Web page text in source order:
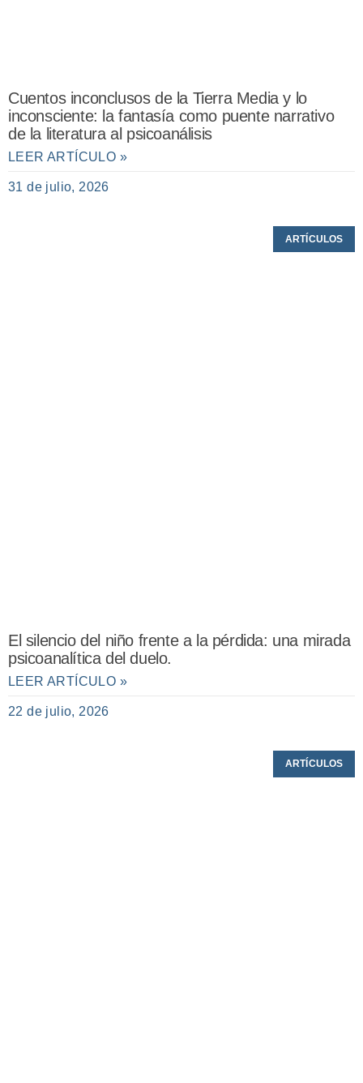
Cuentos inconclusos de la Tierra Media y lo
inconsciente: la fantasía como puente narrativo
de la literatura al psicoanálisis
LEER ARTÍCULO »
31 de julio, 2026
ARTÍCULOS
El silencio del niño frente a la pérdida: una mirada
psicoanalítica del duelo.
LEER ARTÍCULO »
22 de julio, 2026
ARTÍCULOS